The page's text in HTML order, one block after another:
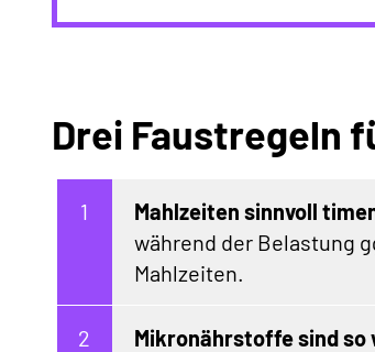
Drei Faustregeln
Mahlzeiten sinnvoll
während der Belastung
Mahlzeiten.
Mikronährstoffe sind